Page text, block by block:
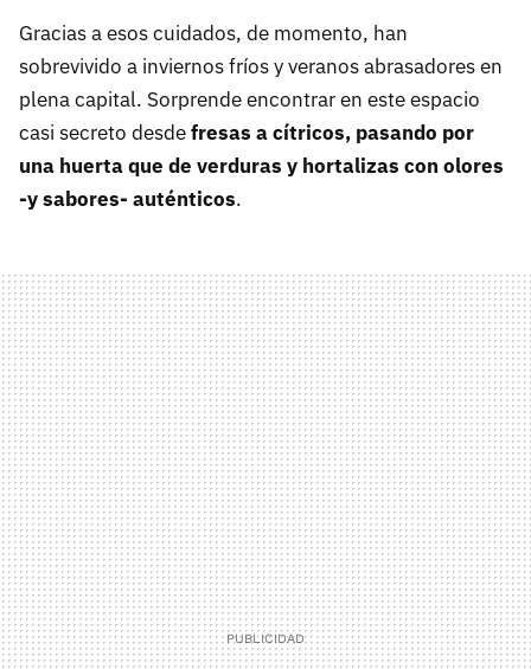
Gracias a esos cuidados, de momento, han
sobrevivido a inviernos fríos y veranos abrasadores en
plena capital. Sorprende encontrar en este espacio
casi secreto desdefresas a cítricos, pasando por
una huerta que de verduras y hortalizas con olores
-y sabores- auténticos.